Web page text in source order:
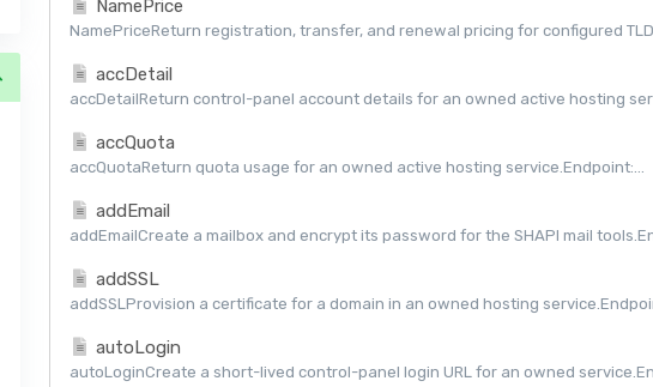
NamePrice
NamePriceReturn registration, transfer, and renewal pricing for configured
accDetail
accDetailReturn control-panel account details for an owned active hosting
accQuota
accQuotaReturn quota usage for an owned active hosting service.Endpoint:...
addEmail
addEmailCreate a mailbox and encrypt its password for the SHAPI mail
addSSL
addSSLProvision a certificate for a domain in an owned hosting
autoLogin
autoLoginCreate a short-lived control-panel login URL for an owned